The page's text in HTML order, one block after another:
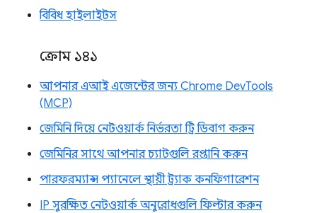
বিবিধ হাইলাইটস
ক্রোম ১৪১
আপনার এআই এজেন্টের জন্য Chrome DevTools
(MCP)
জেমিনি দিয়ে নেটওয়ার্ক নির্ভরতা ট্রি ডিবাগ করুন
জেমিনির সাথে আপনার চ্যাটগুলি রপ্তানি করুন
পারফরম্যান্স প্যানেলে স্থায়ী ট্র্যাক কনফিগারেশন
IP সুরক্ষিত নেটওয়ার্ক অনুরোধগুলি ফিল্টার করুন